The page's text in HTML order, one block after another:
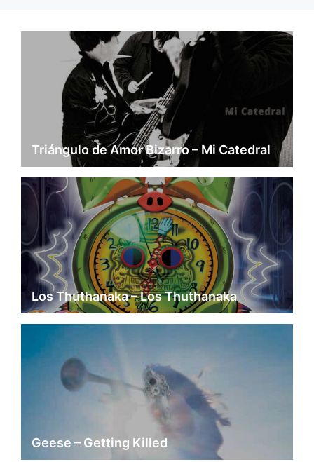
Triángulo de Amor Bizarro – Mi Catedral
Los Thuthanaka – Los Thuthanaka
Geese – Getting Killed